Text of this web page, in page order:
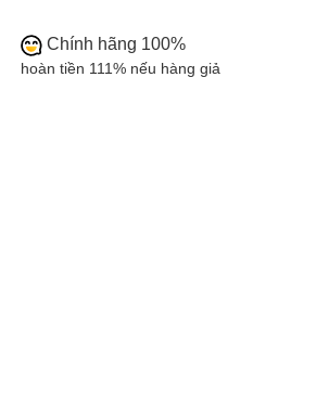
Chính hãng 100%
hoàn tiền 111% nếu hàng giả